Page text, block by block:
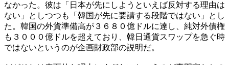
なかった。彼は「日本が先にしようといえば反対する理由は
ない」としつつも「韓国が先に要請する段階ではない」とし
た。韓国の外貨準備高が３６８０億ドルに達し、純対外債権
も３０００億ドルを超えており、韓日通貨スワップを急ぐ時
ではないというのが企画財政部の説明だ。